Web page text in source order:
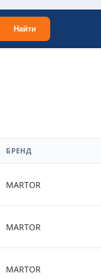
Найти
БРЕНД
MARTOR
MARTOR
MARTOR